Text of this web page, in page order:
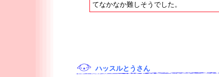
てなかなか難しそうでした。
ハッスルとうさん